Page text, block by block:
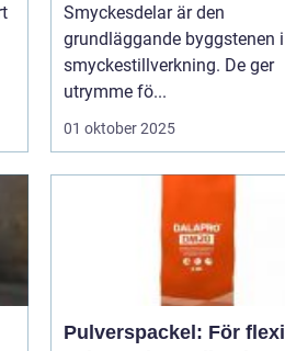
Smyckesdelar är den
grundläggande byggstenen i
smyckestillverkning. De ger
utrymme fö...
01 oktober 2025
Pulverspackel: För